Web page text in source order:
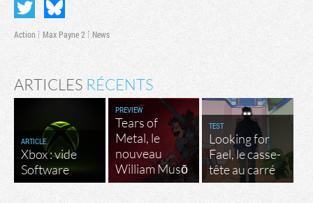
Action Max Payne 2 News
ARTICLES RÉCENTS
ARTICLE
Xbox : vide
Software
PREVIEW
Tears of
Metal, le
nouveau
William Musō
TEST
Looking for
Fael, le casse-
tête au carré